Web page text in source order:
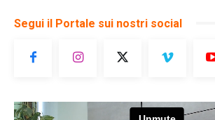
Segui il Portale sui nostri social